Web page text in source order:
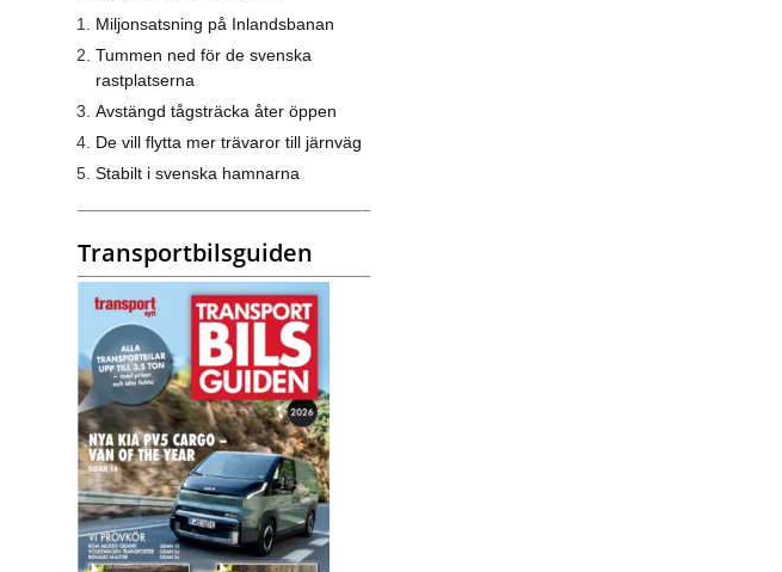
Miljonsatsning på Inlandsbanan
Tummen ned för de svenska
rastplatserna
Avstängd tågsträcka åter öppen
De vill flytta mer trävaror till järnväg
Stabilt i svenska hamnarna
Transportbilsguiden